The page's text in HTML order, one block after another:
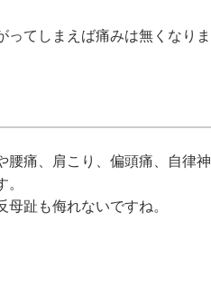
てしまえば痛みは無くなりま
腰痛、肩こり、偏頭痛、自律神
母趾も侮れないですね。